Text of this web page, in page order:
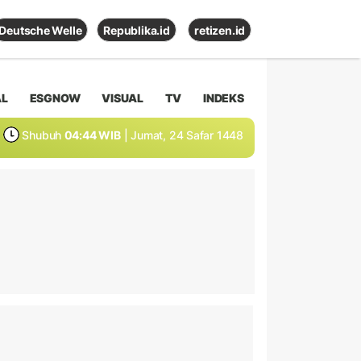
Deutsche Welle Republika.id retizen.id
ESGNOW VISUAL TV INDEKS
Shubuh 04:44 WIB | Jumat, 24 Safar 1448